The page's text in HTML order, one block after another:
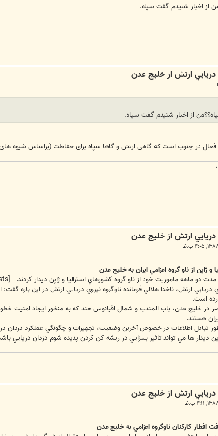
از اخبار شنیدم گفت سپاه.
از اخبار شنیدم گفت سپاه.
فعال در جنوب است که گاهی ارتش و گاها سپاه برای حفاطت (براساس شیوه های
و ژاپن از ناو گروه اعزامي ايران به خليج عدن
دو ماهه ماموريت خود از ناو گروه کشورهاي استراليا و ژاپن ديدار کردند. [External Link Removed for Guests]
ارتش، ناخدا هلالي فرمانده ناوگروه نيروي دريايي ارتش در اين باره
است.
در خليج عدن، باب المندب و شمال اقيانوس هند که به منظور ايجاد امنيت
هستند.
تبادل اطلاعات در خصوص آخرين وضعيت، تجهيزات و چگونگي عملکرد دزدان
ديدار ها مي تواند تاثير بسزايي در ريشه کن کردن پديده شوم دزدان
افطار کارکنان ناوگروه اعزامي به خليج عدن